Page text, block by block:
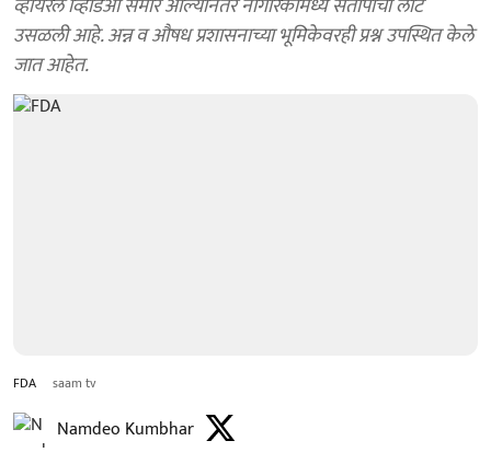
व्हायरल व्हिडिओ समोर आल्यानंतर नागरिकांमध्ये संतापाची लाट
उसळली आहे. अन्न व औषध प्रशासनाच्या भूमिकेवरही प्रश्न उपस्थित केले
जात आहेत.
FDA saam tv
Namdeo Kumbhar